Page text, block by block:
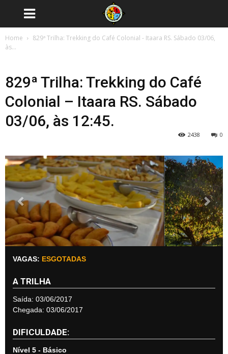
Home
829ª Trilha: Trekking do Café Colonial - Itaara RS. Sábado 03/06,
às...
829ª Trilha: Trekking do Café
Colonial – Itaara RS. Sábado
0
2438
Previous Next
VAGAS: ESGOTADAS
A TRILHA
Saída: 03/06/2017
Chegada: 03/06/2017
DIFICULDADE:
Nível 5 - Básico